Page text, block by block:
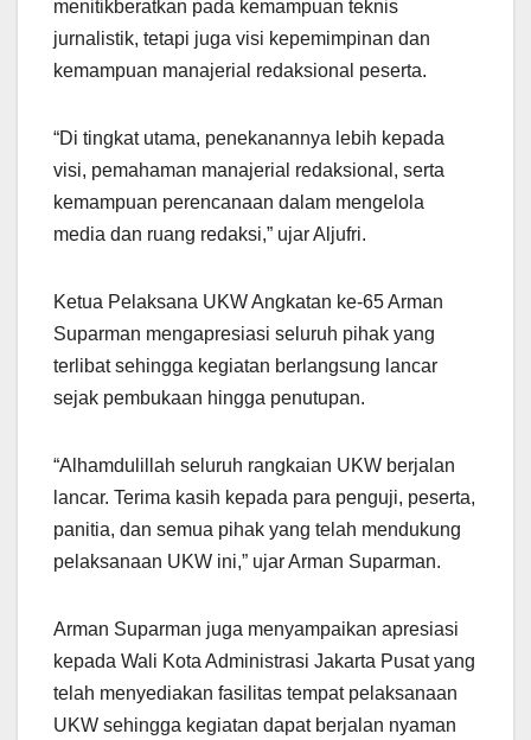
menitikberatkan pada kemampuan teknis
jurnalistik, tetapi juga visi kepemimpinan dan
kemampuan manajerial redaksional peserta.
“Di tingkat utama, penekanannya lebih kepada
visi, pemahaman manajerial redaksional, serta
kemampuan perencanaan dalam mengelola
media dan ruang redaksi,” ujar Aljufri.
Ketua Pelaksana UKW Angkatan ke-65 Arman
Suparman mengapresiasi seluruh pihak yang
terlibat sehingga kegiatan berlangsung lancar
sejak pembukaan hingga penutupan.
“Alhamdulillah seluruh rangkaian UKW berjalan
lancar. Terima kasih kepada para penguji, peserta,
panitia, dan semua pihak yang telah mendukung
pelaksanaan UKW ini,” ujar Arman Suparman.
Arman Suparman juga menyampaikan apresiasi
kepada Wali Kota Administrasi Jakarta Pusat yang
telah menyediakan fasilitas tempat pelaksanaan
UKW sehingga kegiatan dapat berjalan nyaman